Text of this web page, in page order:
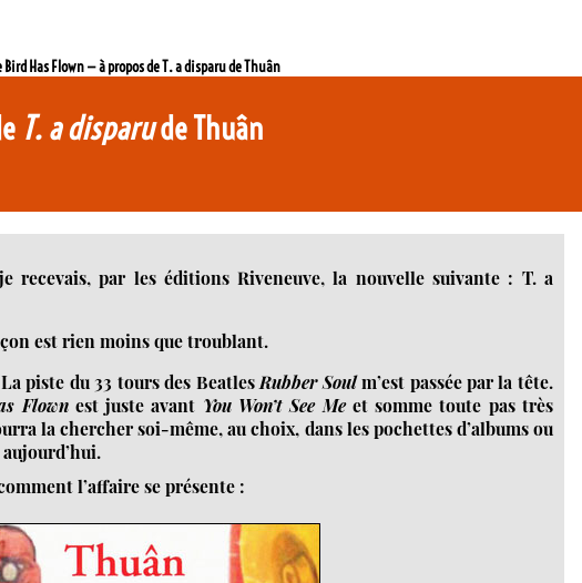
Bird Has Flown — à propos de T. a disparu de Thuân
T. a disparude Thuân
recevais, par les éditions Riveneuve, la nouvelle suivante : T. a
est rien moins que troublant.
piste du 33 tours des Beatles Rubber Soulm’est passée par la tête.
Flownest juste avant You Won’t See Meet somme toute pas très
la chercher soi-même, au choix, dans les pochettes d’albums ou
l’affaire se présente :